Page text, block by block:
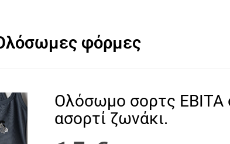
φόρμες
Ολόσωμο σορτς ΕΒΙΤΑ
ασορτί ζωνάκι.